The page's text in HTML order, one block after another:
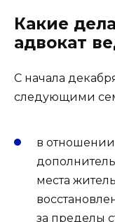
Какие
адвокат
С начала
следующими
в
места
за пределы